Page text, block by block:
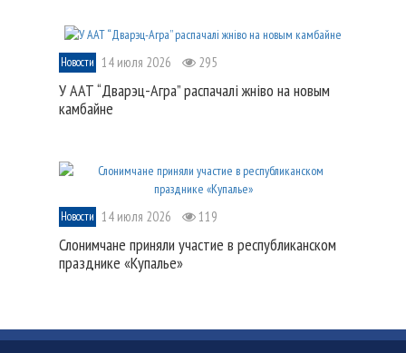
Новости 14 июля 2026 295
У ААТ “Дварэц-Агра” распачалі жніво на новым
камбайне
Новости 14 июля 2026 119
Слонимчане приняли участие в республиканском
празднике «Купалье»